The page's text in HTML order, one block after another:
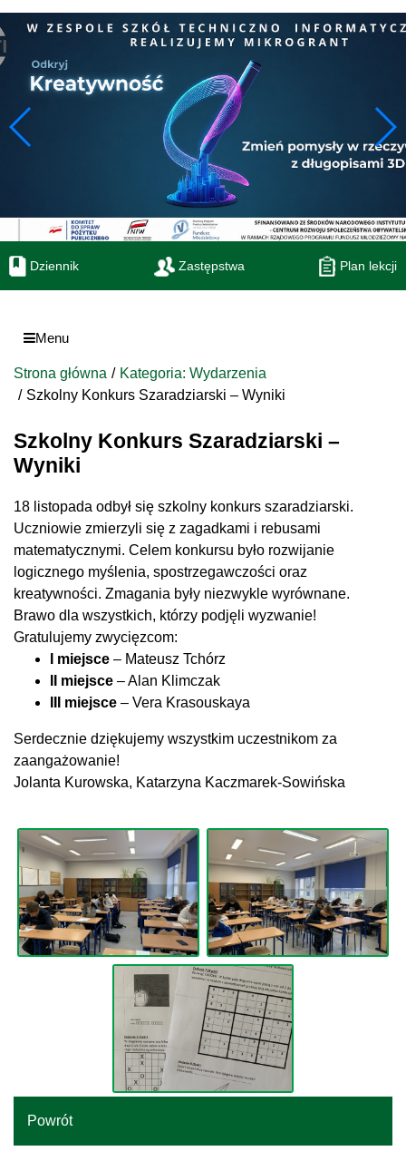
Dziennik Zastępstwa Plan lekcji
Menu
Strona główna
Kategoria: Wydarzenia
Szkolny Konkurs Szaradziarski – Wyniki
Szkolny Konkurs Szaradziarski –
Wyniki
18 listopada odbył się szkolny konkurs szaradziarski.
Uczniowie zmierzyli się z zagadkami i rebusami
matematycznymi. Celem konkursu było rozwijanie
logicznego myślenia, spostrzegawczości oraz
kreatywności. Zmagania były niezwykle wyrównane.
Brawo dla wszystkich, którzy podjęli wyzwanie!
Gratulujemy zwycięzcom:
I miejsce – Mateusz Tchórz
II miejsce – Alan Klimczak
III miejsce – Vera Krasouskaya
Serdecznie dziękujemy wszystkim uczestnikom za
zaangażowanie!
Jolanta Kurowska, Katarzyna Kaczmarek-Sowińska
Powrót